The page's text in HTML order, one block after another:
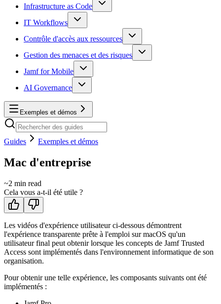
Infrastructure as Code
IT Workflows
Contrôle d'accès aux ressources
Gestion des menaces et des risques
Jamf for Mobile
AI Governance
Exemples et démos
Guides Exemples et démos
Mac d'entreprise
~2 min read
Cela vous a-t-il été utile ?
Les vidéos d'expérience utilisateur ci-dessous démontrent
l'expérience transparente prête à l'emploi sur macOS qu'un
utilisateur final peut obtenir lorsque les concepts de Jamf Trusted
Access sont implémentés dans l'environnement informatique de son
organisation.
Pour obtenir une telle expérience, les composants suivants ont été
implémentés :